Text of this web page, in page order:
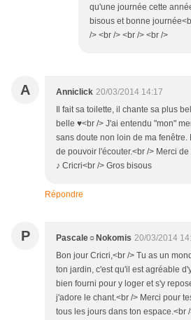
qu'une journée cette
bisous et bonne
/> <br /> <br /> <br />
A Anniclick 20/03/2014 14:17
Il fait sa toilette, il chante sa plus
belle ♥<br /> J'ai entendu "mon"
sans doute non loin de ma fenêtre.
de pouvoir l'écouter.<br /> Merci
♪ Cricri<br /> Gros bisous
Répondre
P Pascale☼Nokomis 20/03/2014
Bon jour Cricri,<br /> Tu as un
ton jardin, c'est qu'il est agréable
bien fourni pour y loger et s'y
j'adore le chant.<br /> Merci pour
tous les jours dans ton espace.<br